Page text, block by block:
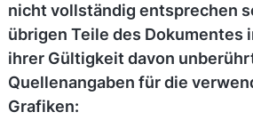
nicht vollständig entsprechen
übrigen Teile des Dokumentes
ihrer Gültigkeit davon
Quellenangaben für die
Grafiken: